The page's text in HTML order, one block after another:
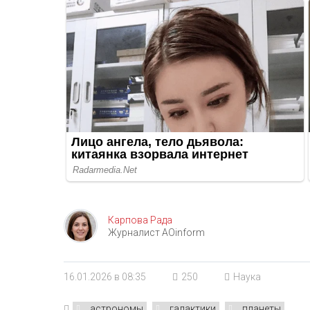
Карпова Рада
Журналист AOinform
16.01.2026 в 08:35 250 Наука